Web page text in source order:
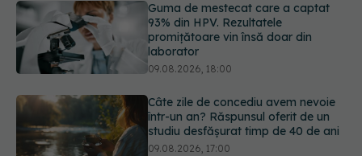
Câte zile de concediu avem nevoie
într-un an? Răspunsul oferit de un
studiu desfășurat timp de 40 de ani
09.08.2026, 17:00
Reclamele din platformele medicale
AI pot influența prescrierea
medicamentelor